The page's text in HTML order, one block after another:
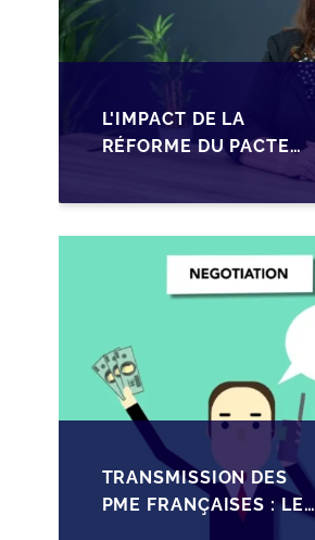
L'IMPACT DE LA
RÉFORME DU PACTE
DUTREIL SUR LA
TRANSMISSION DES
TRANSMISSION DES
PME FRANÇAISES : LES